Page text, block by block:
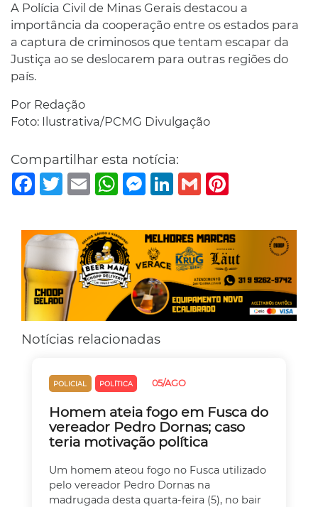
A Polícia Civil de Minas Gerais destacou a
importância da cooperação entre os estados para
a captura de criminosos que tentam escapar da
Justiça ao se deslocarem para outras regiões do
país.
Por Redação
Foto: Ilustrativa/PCMG Divulgação
Compartilhar esta notícia:
Facebook
TwitterEmail WhatsAppMessenger
LinkedIn
Gmail
Notícias relacionadas
POLICIAL POLÍTICA 05/AGO
Homem ateia fogo em Fusca do
vereador Pedro Dornas; caso
teria motivação política
Um homem ateou fogo no Fusca utilizado
pelo vereador Pedro Dornas na
madrugada desta quarta-feira (5), no bair